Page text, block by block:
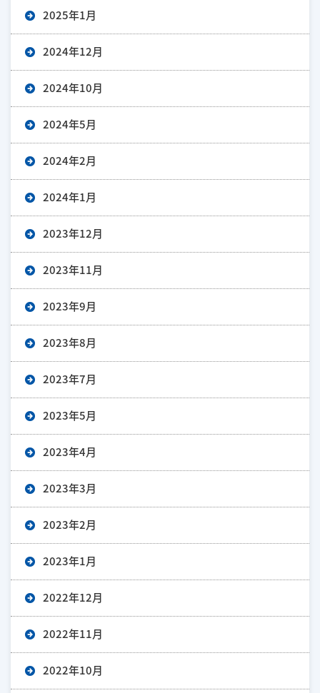
2025年1月
2024年12月
2024年10月
2024年5月
2024年2月
2024年1月
2023年12月
2023年11月
2023年9月
2023年8月
2023年7月
2023年5月
2023年4月
2023年3月
2023年2月
2023年1月
2022年12月
2022年11月
2022年10月